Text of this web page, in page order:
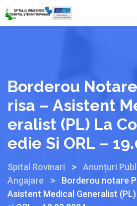
Borderou
Risa – Asistent
Eralist (PL) La
Edie Si ORL –
Spital Rovinari > Anunțuri
Angajare
>
Borderou notare
Asistent Medical Generalist